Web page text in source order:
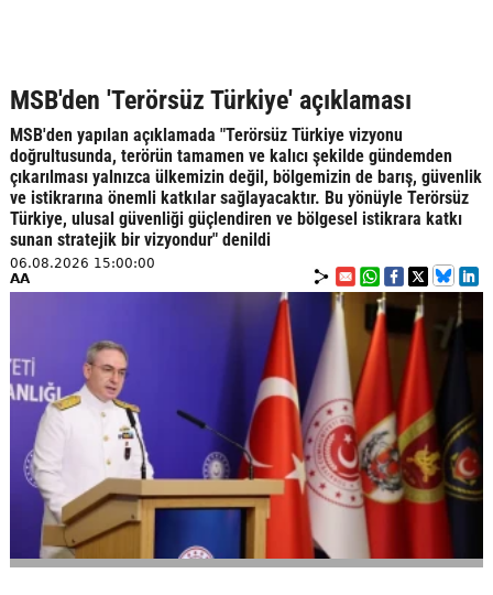
MSB'den 'Terörsüz Türkiye' açıklaması
MSB'den yapılan açıklamada "Terörsüz Türkiye vizyonu
doğrultusunda, terörün tamamen ve kalıcı şekilde gündemden
çıkarılması yalnızca ülkemizin değil, bölgemizin de barış, güvenlik
ve istikrarına önemli katkılar sağlayacaktır. Bu yönüyle Terörsüz
Türkiye, ulusal güvenliği güçlendiren ve bölgesel istikrara katkı
sunan stratejik bir vizyondur" denildi
06.08.2026 15:00:00
AA